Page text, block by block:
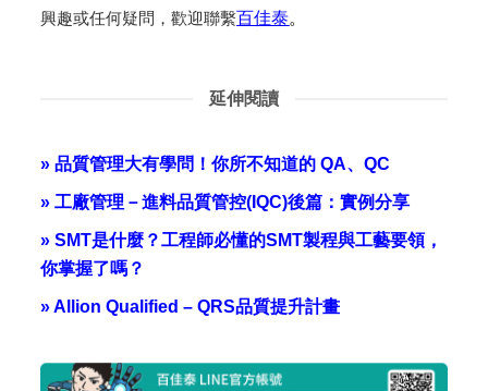
興趣或任何疑問，歡迎聯繫百佳泰。
延伸閱讀
» 品質管理大有學問！你所不知道的 QA、QC
» 工廠管理－進料品質管控(IQC)後篇：實例分享
» SMT是什麼？工程師必懂的SMT製程與工藝要領，
你掌握了嗎？
» Allion Qualified – QRS品質提升計畫